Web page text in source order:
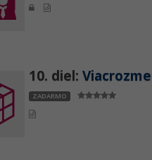
10. diel:
ZADARMO